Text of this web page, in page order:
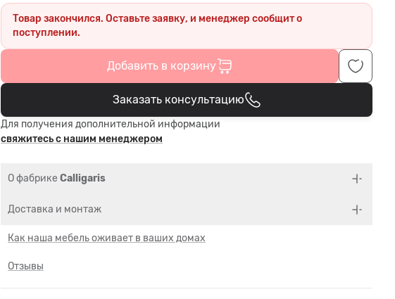
Товар закончился. Оставьте заявку, и менеджер сообщит о
поступлении.
Добавить в корзину
В корзине
Заказать консультацию
Для получения дополнительной информации
свяжитесь с нашим менеджером
О фабрике Calligaris
Доставка и монтаж
Как наша мебель оживает в ваших домах
Отзывы